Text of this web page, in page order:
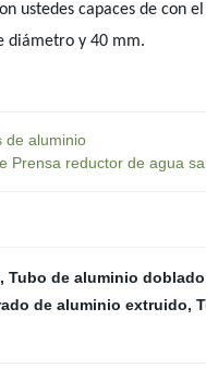
ustedes capaces de con
diámetro y 40 mm.
de aluminio
Prensa reductor de agua
, Tubo de aluminio doblado
de aluminio extruido,